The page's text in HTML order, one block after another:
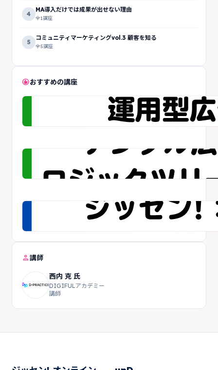
recommendおすすめの講座
4
MA導入だけでは成果が出せない理由
全1講座
5
コミュニティマーケティングvol.3 顧客を知る
全5講座
person講師
西内 克 氏
DIGIFULアカデミー
講師